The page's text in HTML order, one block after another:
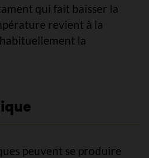
qui fait baisser la
revient à la
la
peuvent se produire